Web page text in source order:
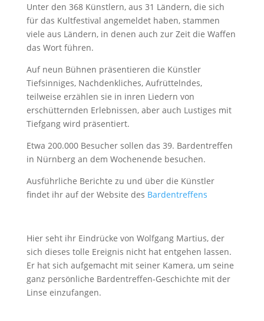
Unter den 368 Künstlern, aus 31 Ländern, die sich
für das Kultfestival angemeldet haben, stammen
viele aus Ländern, in denen auch zur Zeit die Waffen
das Wort führen.
Auf neun Bühnen präsentieren die Künstler
Tiefsinniges, Nachdenkliches, Aufrüttelndes,
teilweise erzählen sie in inren Liedern von
erschütternden Erlebnissen, aber auch Lustiges mit
Tiefgang wird präsentiert.
Etwa 200.000 Besucher sollen das 39. Bardentreffen
in Nürnberg an dem Wochenende besuchen.
Ausführliche Berichte zu und über die Künstler
findet ihr auf der Website des Bardentreffens
Hier seht ihr Eindrücke von Wolfgang Martius, der
sich dieses tolle Ereignis nicht hat entgehen lassen.
Er hat sich aufgemacht mit seiner Kamera, um seine
ganz persönliche Bardentreffen-Geschichte mit der
Linse einzufangen.